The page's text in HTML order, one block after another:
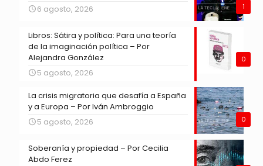
1
6 agosto, 2026
0
Libros: Sátira y política: Para una teoría
de la imaginación política – Por
Alejandra González
5 agosto, 2026
0
La crisis migratoria que desafía a España
y a Europa – Por Iván Ambroggio
5 agosto, 2026
Soberanía y propiedad – Por Cecilia
Abdo Ferez